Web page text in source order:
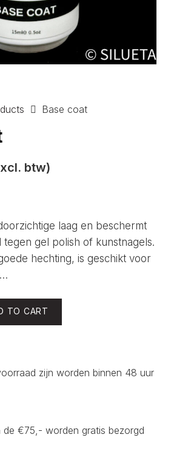
Base coat
btw)
laag en beschermt
gel polish of kunstnagels.
hechting, is geschikt voor
TO CART
zijn worden binnen 48 uur
€75,- worden gratis bezorgd